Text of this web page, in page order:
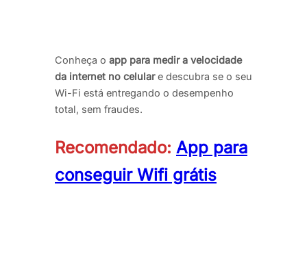
Conheça o app para medir a velocidade
da internet no celulare descubra se o seu
Wi-Fi está entregando o desempenho
total, sem fraudes.
Recomendado: App para
conseguir Wifi grátis